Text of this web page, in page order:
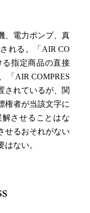
、電力ポンプ、真
れる。「AIR CO
る指定商品の直接
「AIR COMPRES
されているが、関
権者が当該文字に
させることはな
せるおそれがない
ない。